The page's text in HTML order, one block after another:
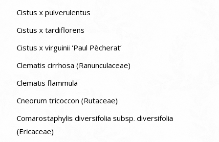
Cistus x pulverulentus
Cistus x tardiflorens
Cistus x virguinii ‘Paul Pècherat’
Clematis cirrhosa (Ranunculaceae)
Clematis flammula
Cneorum tricoccon (Rutaceae)
Comarostaphylis diversifolia subsp. diversifolia
(Ericaceae)